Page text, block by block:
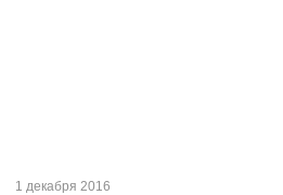
1 декабря 2016